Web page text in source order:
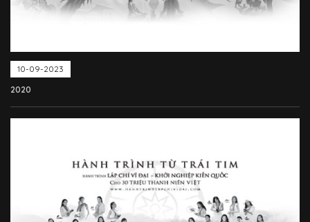
10-09-2023
2020